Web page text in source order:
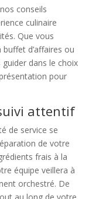
conseils
culinaire
Que vous
d’affaires ou
dans le choix
pour
attentif
de service se
de votre
frais à la
équipe veillera à
orchestré. De